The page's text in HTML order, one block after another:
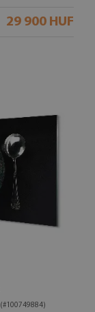
29 900 HUF
(#100749884)